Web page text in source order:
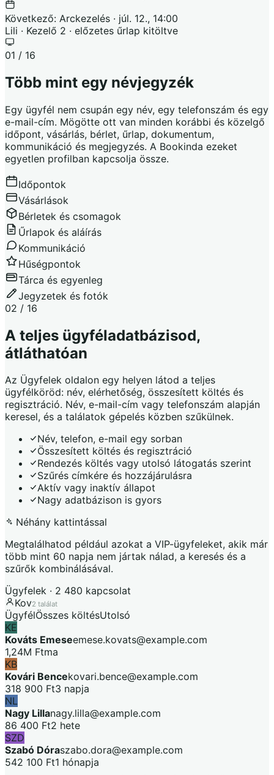
Következő: Arckezelés · júl. 12., 14:00
Lili · Kezelő 2 · előzetes űrlap kitöltve
01 / 16
Több mint egy névjegyzék
Egy ügyfél nem csupán egy név, egy telefonszám és egy
e-mail-cím. Mögötte ott van minden korábbi és közelgő
időpont, vásárlás, bérlet, űrlap, dokumentum,
kommunikáció és megjegyzés. A Bookinda ezeket
egyetlen profilban kapcsolja össze.
Időpontok
Vásárlások
Bérletek és csomagok
Űrlapok és aláírás
Kommunikáció
Hűségpontok
Tárca és egyenleg
Jegyzetek és fotók
02 / 16
A teljes ügyféladatbázisod,
átláthatóan
Az Ügyfelek oldalon egy helyen látod a teljes
ügyfélköröd: név, elérhetőség, összesített költés és
regisztráció. Név, e-mail-cím vagy telefonszám alapján
keresel, és a találatok gépelés közben szűkülnek.
Név, telefon, e-mail egy sorban
Összesített költés és regisztráció
Rendezés költés vagy utolsó látogatás szerint
Szűrés címkére és hozzájárulásra
Aktív vagy inaktív állapot
Nagy adatbázison is gyors
Néhány kattintással
Megtalálhatod például azokat a VIP-ügyfeleket, akik már
több mint 60 napja nem jártak nálad, a keresés és a
szűrők kombinálásával.
Ügyfelek · 2 480 kapcsolat
Kov2 találat
ÜgyfélÖsszes költésUtolsó
KE
Kováts Emeseemese.kovats@example.com
1,24M Ftma
KB
Kovári Bencekovari.bence@example.com
318 900 Ft3 napja
NL
Nagy Lillanagy.lilla@example.com
86 400 Ft2 hete
SZD
Szabó Dóraszabo.dora@example.com
542 100 Ft1 hónapja